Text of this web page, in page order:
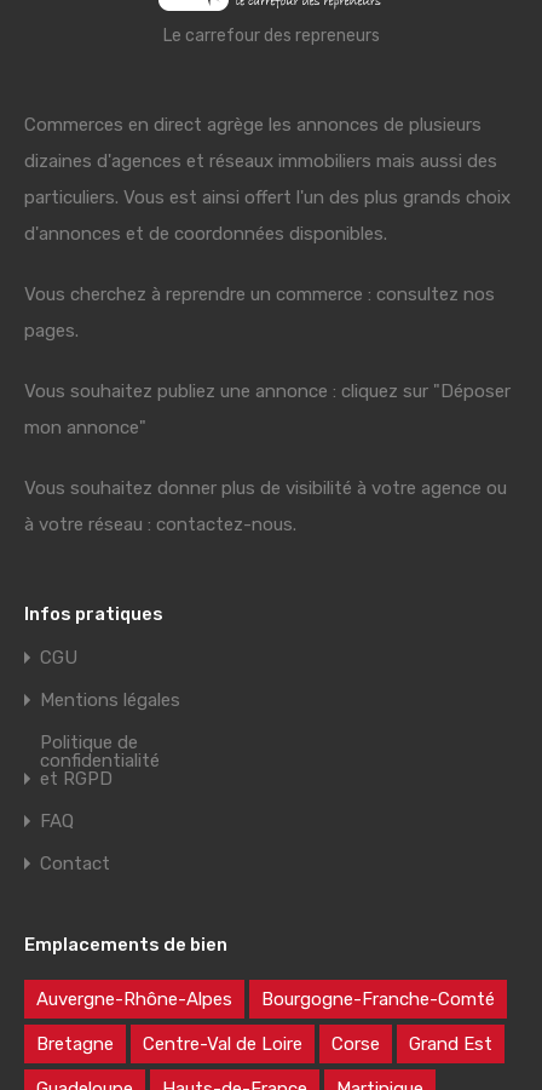
Le carrefour des repreneurs
Commerces en direct agrège les annonces de plusieurs
dizaines d'agences et réseaux immobiliers mais aussi des
particuliers. Vous est ainsi offert l'un des plus grands choix
d'annonces et de coordonnées disponibles.
Vous cherchez à reprendre un commerce : consultez nos
pages.
Vous souhaitez publiez une annonce : cliquez sur "Déposer
mon annonce"
Vous souhaitez donner plus de visibilité à votre agence ou
à votre réseau : contactez-nous.
Infos pratiques
CGU
Mentions légales
Politique de
confidentialité
et RGPD
FAQ
Contact
Emplacements de bien
Auvergne-Rhône-Alpes Bourgogne-Franche-Comté
Bretagne Centre-Val de Loire Corse Grand Est